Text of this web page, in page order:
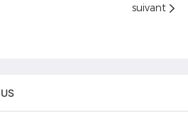
suivant